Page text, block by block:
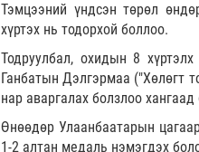
Тэмцээний үндсэн төрөл
хүртэх нь тодорхой боллоо.
Тодруулбал, охидын 8
Ганбатын Дэлгэрмаа ("Хөлөгт
нар аваргалах болзлоо хангаад
Өнөөдөр Улаанбаатарын
1-2 алтан медаль нэмэгдэх